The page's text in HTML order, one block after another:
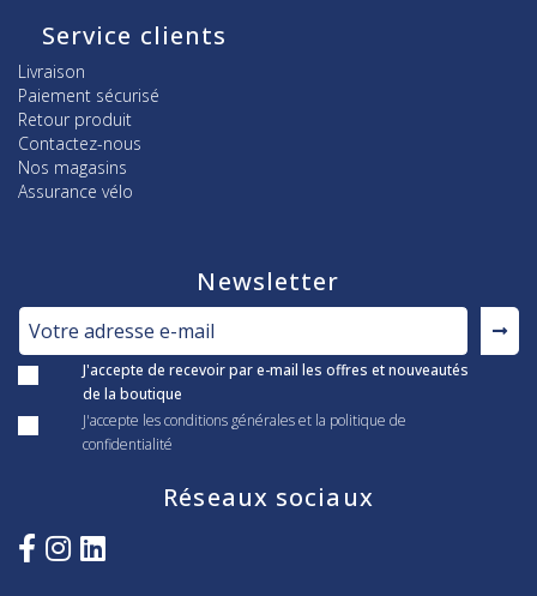
Service clients
Livraison
Paiement sécurisé
Retour produit
Contactez-nous
Nos magasins
Assurance vélo
Newsletter
J'accepte de recevoir par e-mail les offres et nouveautés
de la boutique
J'accepte les conditions générales et la politique de
confidentialité
Réseaux sociaux